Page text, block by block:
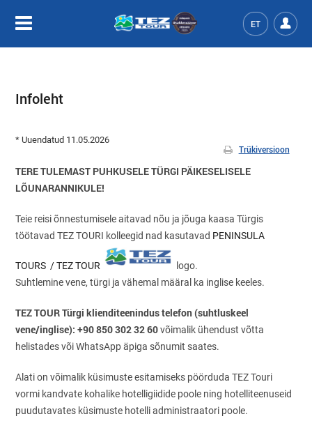
ET
Infoleht
Trükiversioon
* Uuendatud 11.05.2026
TERE TULEMAST PUHKUSELE TÜRGI PÄIKESELISELE
LÕUNARANNIKULE!
Teie reisi õnnestumisele aitavad nõu ja jõuga kaasa Türgis
töötavad TEZ TOURI kolleegid nad kasutavad PENINSULA
TOURS / TEZ TOUR
logo.
Suhtlemine vene, türgi ja vähemal määral ka inglise keeles.
TEZ TOUR Türgi klienditeenindus telefon (suhtluskeel
vene/inglise): +90 850 302 32 60võimalik ühendust võtta
helistades või WhatsApp äpiga sõnumit saates.
Alati on võimalik küsimuste esitamiseks pöörduda TEZ Touri
vormi kandvate kohalike hotelligiidide poole ning hotelliteenuseid
puudutavates küsimuste hotelli administraatori poole.